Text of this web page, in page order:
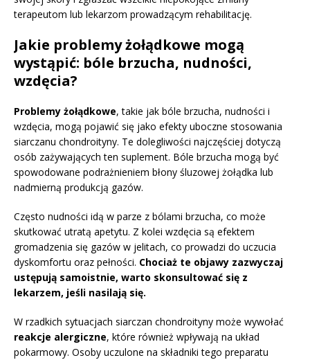
terapeutom lub lekarzom prowadzącym rehabilitację.
Jakie problemy żołądkowe mogą
wystąpić: bóle brzucha, nudności,
wzdęcia?
Problemy żołądkowe, takie jak bóle brzucha, nudności i
wzdęcia, mogą pojawić się jako efekty uboczne stosowania
siarczanu chondroityny. Te dolegliwości najczęściej dotyczą
osób zażywających ten suplement. Bóle brzucha mogą być
spowodowane podrażnieniem błony śluzowej żołądka lub
nadmierną produkcją gazów.
Często nudności idą w parze z bólami brzucha, co może
skutkować utratą apetytu. Z kolei wzdęcia są efektem
gromadzenia się gazów w jelitach, co prowadzi do uczucia
dyskomfortu oraz pełności. Chociaż te objawy zazwyczaj
ustępują samoistnie, warto skonsultować się z
lekarzem, jeśli nasilają się.
W rzadkich sytuacjach siarczan chondroityny może wywołać
reakcje alergiczne, które również wpływają na układ
pokarmowy. Osoby uczulone na składniki tego preparatu